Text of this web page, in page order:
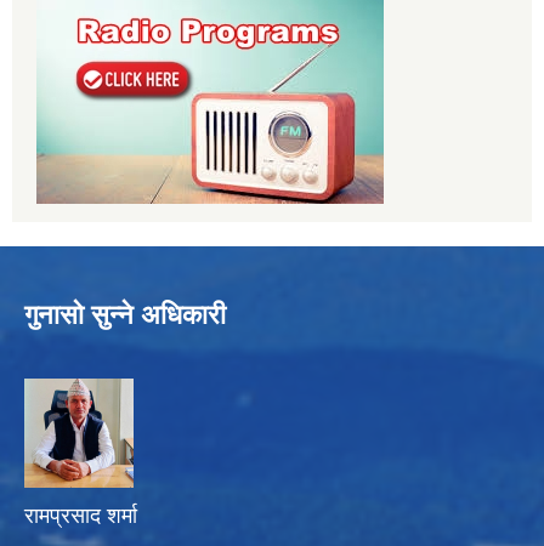
गुनासो सुन्ने अधिकारी
रामप्रसाद शर्मा